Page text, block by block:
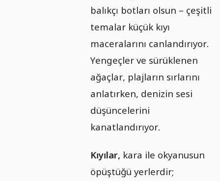
balıkçı botları olsun – çeşitli
temalar küçük kıyı
maceralarını canlandırıyor.
Yengeçler ve sürüklenen
ağaçlar, plajların sırlarını
anlatırken, denizin sesi
düşüncelerini
kanatlandırıyor.
Kıyılar, kara ile okyanusun
öpüştüğü yerlerdir;